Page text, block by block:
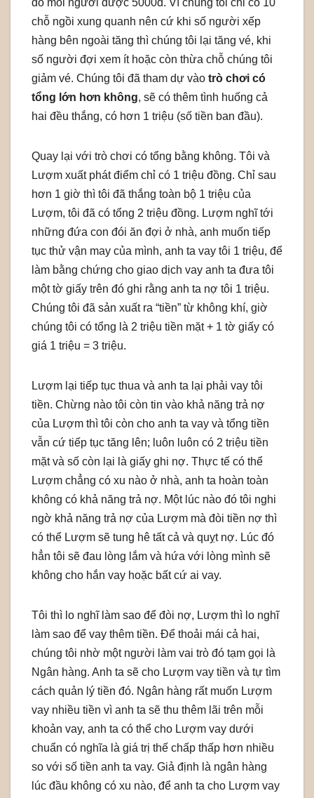
đó mỗi người được 5000đ. Vì chúng tôi chỉ có 10
chỗ ngồi xung quanh nên cứ khi số người xếp
hàng bên ngoài tăng thì chúng tôi lại tăng vé, khi
số người đợi xem ít hoặc còn thừa chỗ chúng tôi
giảm vé. Chúng tôi đã tham dự vào trò chơi có
tổng lớn hơn không, sẽ có thêm tình huống cả
hai đều thắng, có hơn 1 triệu (số tiền ban đầu).
Quay lại với trò chơi có tổng bằng không. Tôi và
Lượm xuất phát điểm chỉ có 1 triệu đồng. Chỉ sau
hơn 1 giờ thì tôi đã thắng toàn bộ 1 triệu của
Lượm, tôi đã có tổng 2 triệu đồng. Lượm nghĩ tới
những đứa con đói ăn đợi ở nhà, anh muốn tiếp
tục thử vận may của mình, anh ta vay tôi 1 triệu, để
làm bằng chứng cho giao dịch vay anh ta đưa tôi
một tờ giấy trên đó ghi rằng anh ta nợ tôi 1 triệu.
Chúng tôi đã sản xuất ra “tiền” từ không khí, giờ
chúng tôi có tổng là 2 triệu tiền mặt + 1 tờ giấy có
giá 1 triệu = 3 triệu.
Lượm lại tiếp tục thua và anh ta lại phải vay tôi
tiền. Chừng nào tôi còn tin vào khả năng trả nợ
của Lượm thì tôi còn cho anh ta vay và tổng tiền
vẫn cứ tiếp tục tăng lên; luôn luôn có 2 triệu tiền
mặt và số còn lại là giấy ghi nợ. Thực tế có thể
Lượm chẳng có xu nào ở nhà, anh ta hoàn toàn
không có khả năng trả nợ. Một lúc nào đó tôi nghi
ngờ khả năng trả nợ của Lượm mà đòi tiền nợ thì
có thể Lượm sẽ tung hê tất cả và quỵt nợ. Lúc đó
hẳn tôi sẽ đau lòng lắm và hứa với lòng mình sẽ
không cho hắn vay hoặc bất cứ ai vay.
Tôi thì lo nghĩ làm sao để đòi nợ, Lượm thì lo nghĩ
làm sao để vay thêm tiền. Để thoải mái cả hai,
chúng tôi nhờ một người làm vai trò đó tạm gọi là
Ngân hàng. Anh ta sẽ cho Lượm vay tiền và tự tìm
cách quản lý tiền đó. Ngân hàng rất muốn Lượm
vay nhiều tiền vì anh ta sẽ thu thêm lãi trên mỗi
khoản vay, anh ta có thể cho Lượm vay dưới
chuẩn có nghĩa là giá trị thế chấp thấp hơn nhiều
so với số tiền anh ta vay. Giả định là ngân hàng
lúc đầu không có xu nào, để anh ta cho Lượm vay